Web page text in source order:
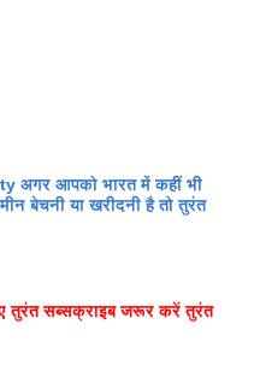
अगर आपको भारत में कहीं भी
बेचनी या खरीदनी है तो तुरंत
तुरंत सब्सक्राइब जरूर करें तुरंत